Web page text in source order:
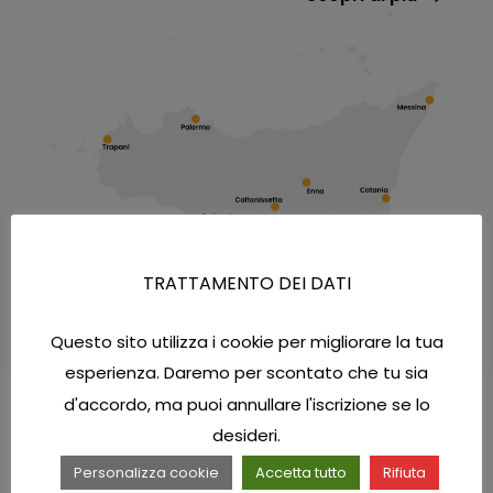
TRATTAMENTO DEI DATI
Questo sito utilizza i cookie per migliorare la tua
esperienza. Daremo per scontato che tu sia
d'accordo, ma puoi annullare l'iscrizione se lo
desideri.
Personalizza cookie Accetta tutto
Rifiuta